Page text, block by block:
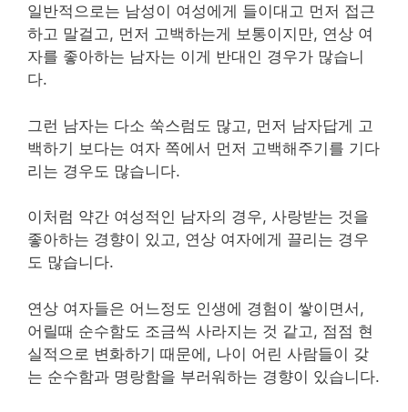
일반적으로는 남성이 여성에게 들이대고 먼저 접근
하고 말걸고, 먼저 고백하는게 보통이지만, 연상 여
자를 좋아하는 남자는 이게 반대인 경우가 많습니
다.
그런 남자는 다소 쑥스럼도 많고, 먼저 남자답게 고
백하기 보다는 여자 쪽에서 먼저 고백해주기를 기다
리는 경우도 많습니다.
이처럼 약간 여성적인 남자의 경우, 사랑받는 것을
좋아하는 경향이 있고, 연상 여자에게 끌리는 경우
도 많습니다.
연상 여자들은 어느정도 인생에 경험이 쌓이면서,
어릴때 순수함도 조금씩 사라지는 것 같고, 점점 현
실적으로 변화하기 때문에, 나이 어린 사람들이 갖
는 순수함과 명랑함을 부러워하는 경향이 있습니다.